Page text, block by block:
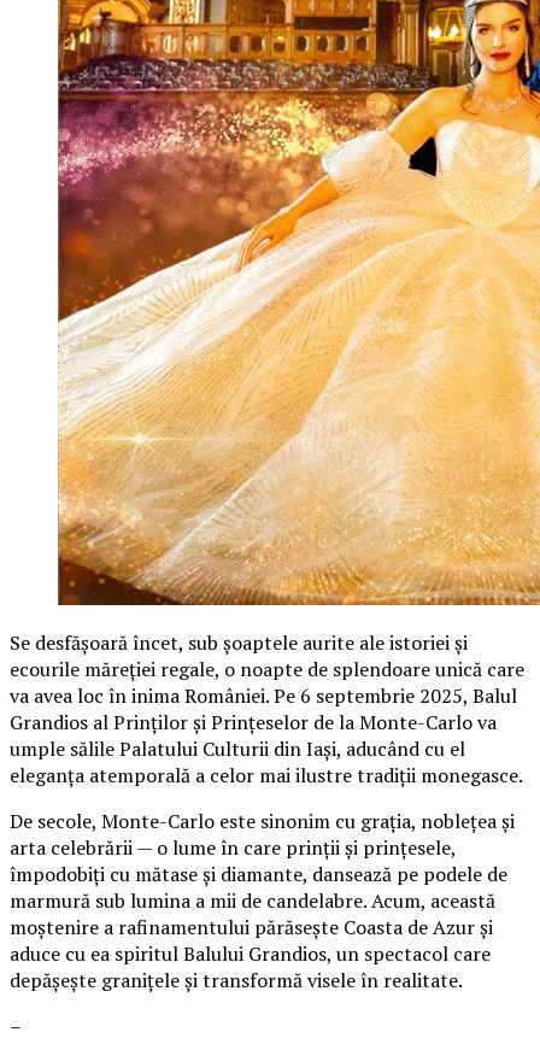
Se desfășoară încet, sub șoaptele aurite ale istoriei și
ecourile măreției regale, o noapte de splendoare unică care
va avea loc în inima României. Pe 6 septembrie 2025, Balul
Grandios al Prinților și Prințeselor de la Monte-Carlo va
umple sălile Palatului Culturii din Iași, aducând cu el
eleganța atemporală a celor mai ilustre tradiții monegasce.
De secole, Monte-Carlo este sinonim cu grația, noblețea și
arta celebrării — o lume în care prinții și prințesele,
împodobiți cu mătase și diamante, dansează pe podele de
marmură sub lumina a mii de candelabre. Acum, această
moștenire a rafinamentului părăsește Coasta de Azur și
aduce cu ea spiritul Balului Grandios, un spectacol care
depășește granițele și transformă visele în realitate.
–